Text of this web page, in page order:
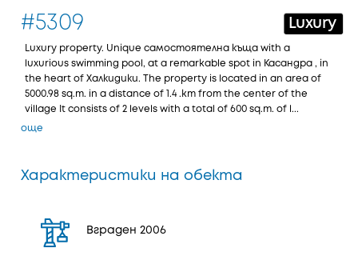
#5309
Luxury
Luxury property. Unique самостоятелна къща with a
luxurious swimming pool, at a remarkable spot in Касандра , in
the heart of Халкидики. The property is located in an area of
5000.98 sq.m. in a distance of 1.4 .km from the center of the
village It consists of 2 levels with a total of 600 sq.m. of l...
още
Характеристики на обекта
Вграден 2006